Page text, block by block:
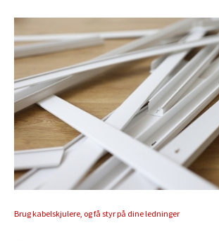
Brug kabelskjulere, og få styr på dine ledninger